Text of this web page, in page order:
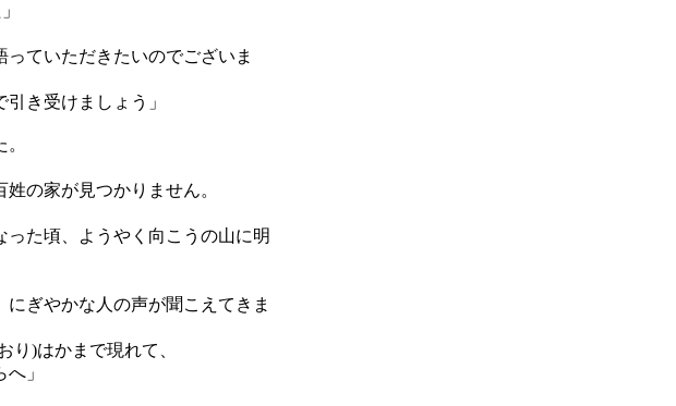
っていただきたいのでございま
き受けましょう」
の家が見つかりません。
た頃、ようやく向こうの山に明
ぎやかな人の声が聞こえてきま
)はかまで現れて、
」